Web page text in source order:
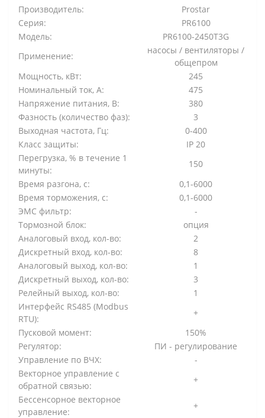
Производитель:
Prostar
Серия:
PR6100
Модель:
PR6100-2450T3G
Применение:
насосы / вентиляторы /
общепром
Мощность, кВт:
245
Номинальный ток, А:
475
Напряжение питания, В:
380
Фазность (количество фаз):
3
Выходная частота, Гц:
0-400
Класс защиты:
IP 20
Перегрузка, % в течение 1
минуты:
150
Время разгона, с:
0,1-6000
Время торможения, с:
0,1-6000
ЭМС фильтр:
-
Тормозной блок:
опция
Аналоговый вход, кол-во:
2
Дискретный вход, кол-во:
8
Аналоговый выход, кол-во:
1
Дискретный выход, кол-во:
3
Релейный выход, кол-во:
1
Интерфейс RS485 (Modbus
RTU):
+
Пусковой момент:
150%
Регулятор:
ПИ - регулирование
Управление по ВЧХ:
-
Векторное управление с
обратной связью:
+
Бессенсорное векторное
управление:
+